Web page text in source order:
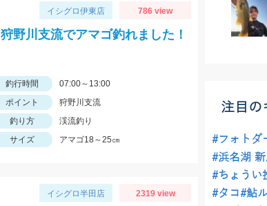
イシグロ伊東店 786 view
野川支流でアマゴ釣れました！
釣行時間
07:00～13:00
ポイント
狩野川支流
釣り方
渓流釣り
サイズ アマゴ18～25㎝
イシグロ半田店 2319 view
注目の
#フォトダ
#浜名湖
#ちょうい
#タコ#鮎